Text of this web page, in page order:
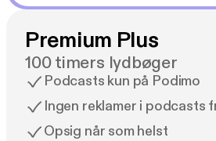
Premium Plus
100 timers lydbøger
Podcasts kun på Podimo
Ingen reklamer i podcasts
Opsig når som helst